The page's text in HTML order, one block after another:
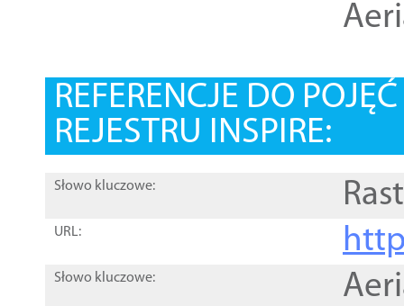
REFERENCJE DO
REJESTRU INSPIRE:
Słowo kluczowe:
URL:
Słowo kluczowe: